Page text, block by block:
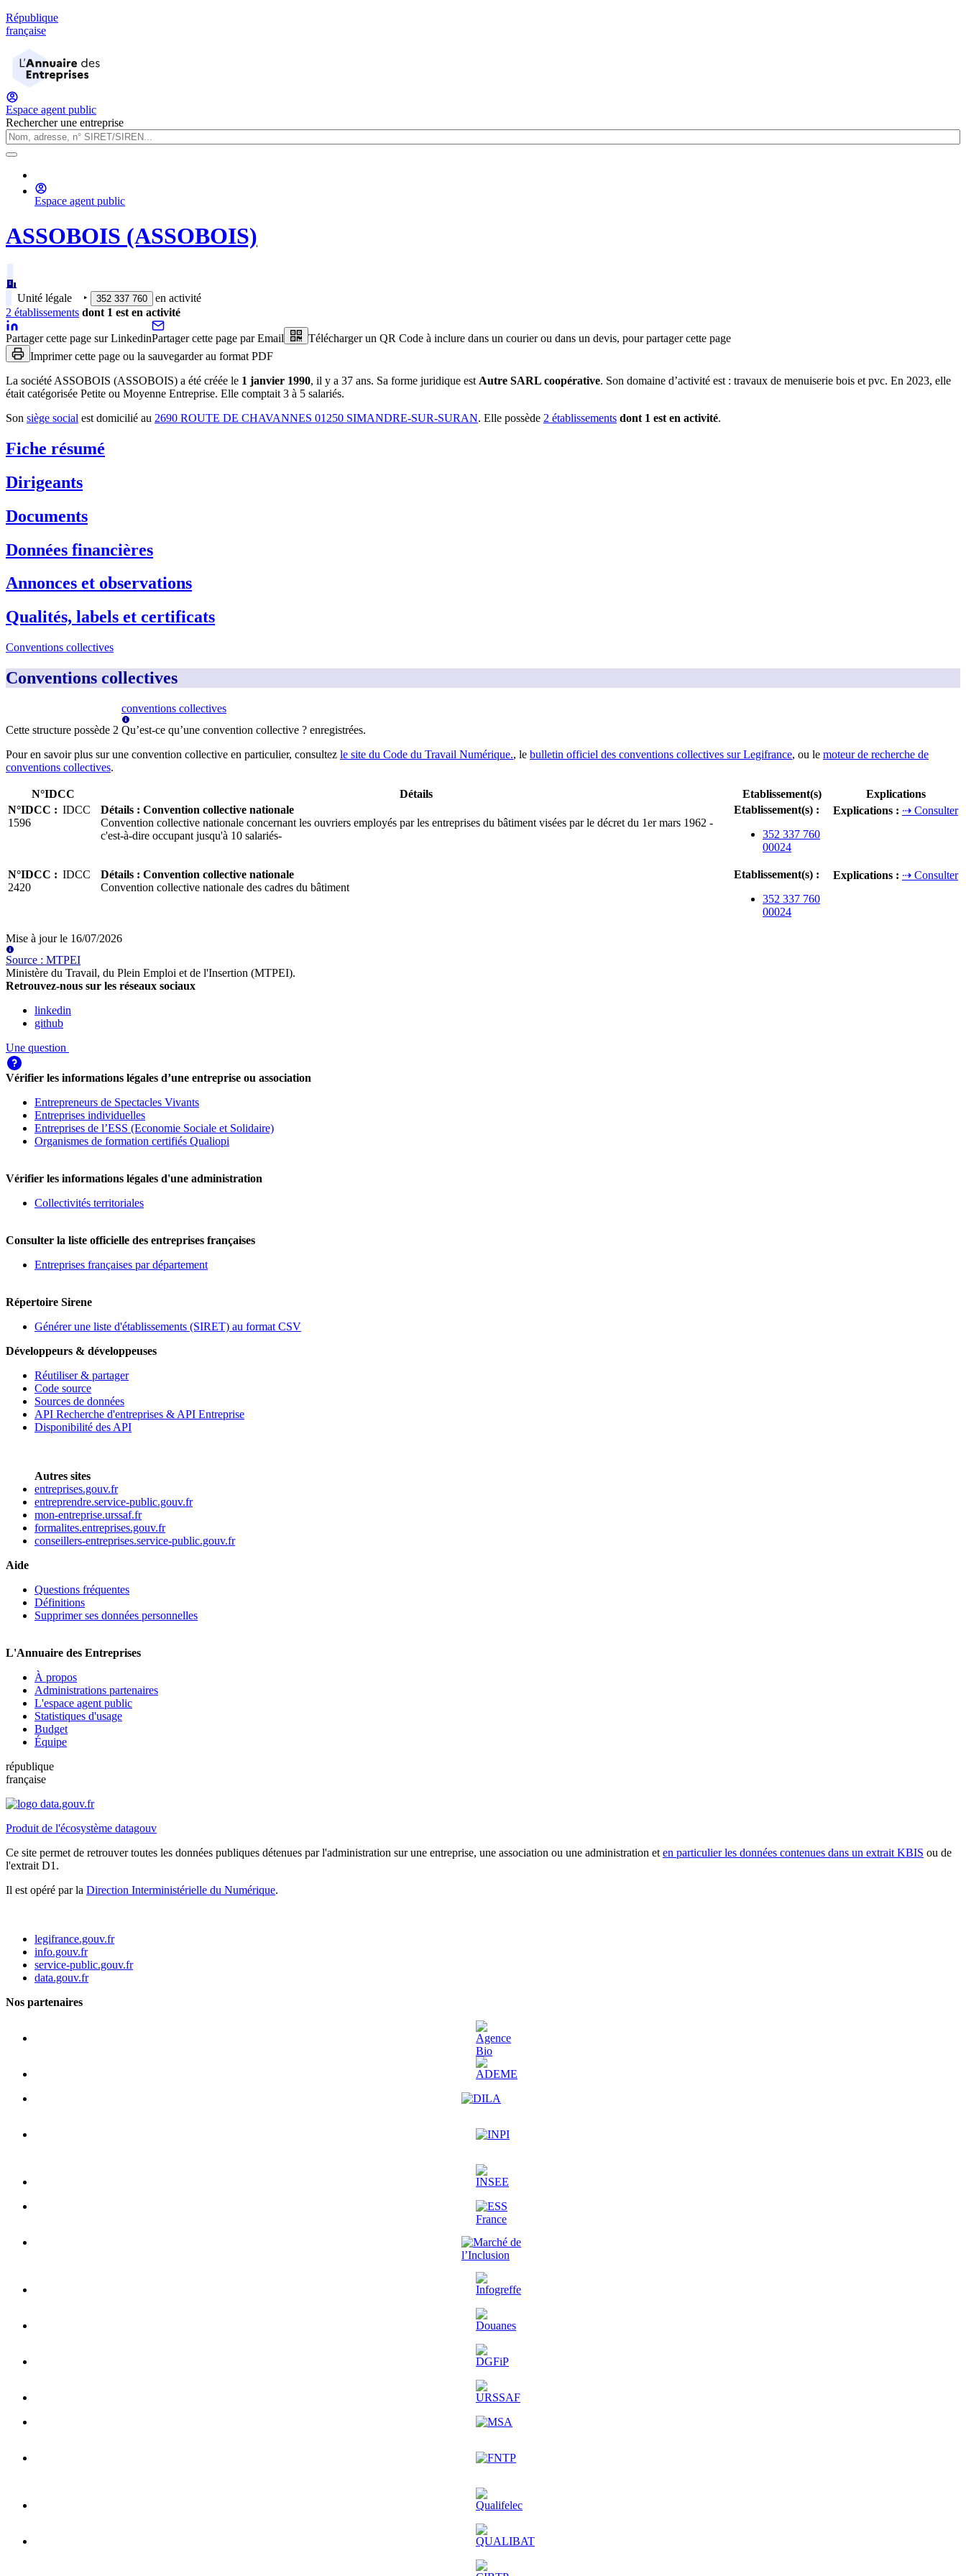
République
française
Espace agent public
Rechercher une entreprise
Espace agent public
ASSOBOIS (ASSOBOIS)
Unité légale ‣ 352 337 760
en activité
2 établissements dont 1 est en activité
Partager cette page sur LinkedinPartager cette page par Email
Télécharger un QR Code à inclure dans un courier ou dans un devis, pour partager cette page
Imprimer cette page ou la sauvegarder au format PDF
La société ASSOBOIS (ASSOBOIS) a été créée le 1 janvier 1990, il y a 37 ans. Sa forme juridique est Autre SARL coopérative. Son domaine d’activité est : travaux de menuiserie bois et pvc. En 2023, elle
était catégorisée Petite ou Moyenne Entreprise. Elle comptait 3 à 5 salariés.
Son siège social est domicilié au 2690 ROUTE DE CHAVANNES 01250 SIMANDRE-SUR-SURAN. Elle possède 2 établissements dont 1 est en activité.
Fiche résumé
Dirigeants
Documents
Données financières
Annonces et observations
Qualités, labels et certificats
Conventions collectives
Conventions collectives
Cette structure possède 2
conventions collectives
Qu’est-ce qu’une convention collective ? enregistrées.
Pour en savoir plus sur une convention collective en particulier, consultez le site du Code du Travail Numérique., le bulletin officiel des conventions collectives sur Legifrance, ou le moteur de recherche de
conventions collectives.
N°IDCC Détails Etablissement(s)
Explications
N°IDCC : IDCC
1596
Détails : Convention collective nationale
Convention collective nationale concernant les ouvriers employés par les entreprises du bâtiment visées par le décret du 1er mars 1962 -
c'est-à-dire occupant jusqu'à 10 salariés-
Etablissement(s) :
352 337 760
00024
Explications : ⇢ Consulter
N°IDCC : IDCC
2420
Détails : Convention collective nationale
Convention collective nationale des cadres du bâtiment
Etablissement(s) :
352 337 760
00024
Explications : ⇢ Consulter
Mise à jour le 16/07/2026
Source : MTPEI
Ministère du Travail, du Plein Emploi et de l'Insertion (MTPEI).
Retrouvez-nous sur les réseaux sociaux
linkedin
github
Une question
Vérifier les informations légales d’une entreprise ou association
Entrepreneurs de Spectacles Vivants
Entreprises individuelles
Entreprises de l’ESS (Economie Sociale et Solidaire)
Organismes de formation certifiés Qualiopi
Vérifier les informations légales d'une administration
Collectivités territoriales
Consulter la liste officielle des entreprises françaises
Entreprises françaises par département
Répertoire Sirene
Générer une liste d'établissements (SIRET) au format CSV
Développeurs & développeuses
Réutiliser & partager
Code source
Sources de données
API Recherche d'entreprises & API Entreprise
Disponibilité des API
Autres sites
entreprises.gouv.fr
entreprendre.service-public.gouv.fr
mon-entreprise.urssaf.fr
formalites.entreprises.gouv.fr
conseillers-entreprises.service-public.gouv.fr
Aide
Questions fréquentes
Définitions
Supprimer ses données personnelles
L'Annuaire des Entreprises
À propos
Administrations partenaires
L'espace agent public
Statistiques d'usage
Budget
Équipe
république
française
Produit de l'écosystème datagouv
Ce site permet de retrouver toutes les données publiques détenues par l'administration sur une entreprise, une association ou une administration et en particulier les données contenues dans un extrait KBIS ou de
l'extrait D1.
Il est opéré par la Direction Interministérielle du Numérique.
legifrance.gouv.fr
info.gouv.fr
service-public.gouv.fr
data.gouv.fr
Nos partenaires